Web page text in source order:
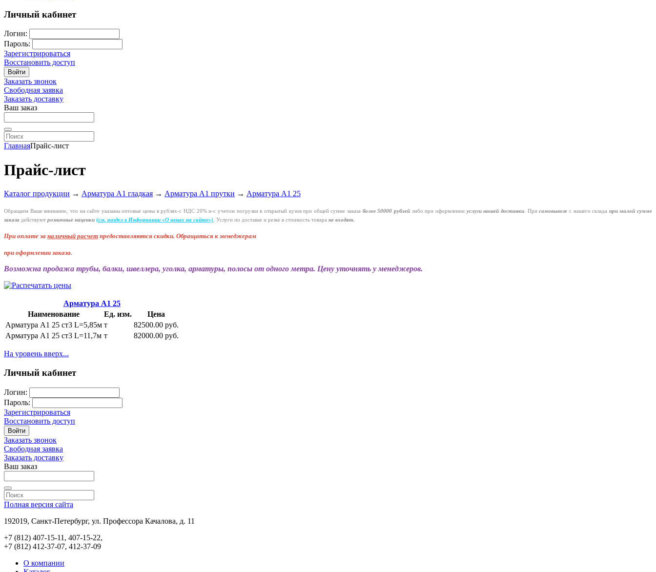
Личный кабинет
Логин:
Пароль:
Зарегистрироваться
Восстановить доступ
Войти
Заказать звонок
Свободная заявка
Заказать доставку
Ваш заказ
ГлавнаяПрайс-лист
Прайс-лист
Каталог продукции → Арматура А1 гладкая → Арматура А1 прутки → Арматура А1 25
Обращаем Ваше внимание, что на сайте указаны оптовые цены врублях-с НДС 20%и-с учетом погрузки в открытый кузов при общей сумме заказа более 50000 рублей либо при оформлении услуги нашей доставки. Присамовывозе с нашего склада при малой сумме
заказа действуют розничные наценки (см. раздел в Информации «О ценах на сайте»). Услуги по доставке и резке в стоимость товара не входят.
При оплате за наличный расчет предоставляются скидки. Обращаться к менеджерам
при оформлении заказа.
Возможна продажа трубы, балки, швеллера, уголка, арматуры, полосы от одного метра. Цену уточнять у менеджеров.
Наименование Ед. изм. Цена
Арматура А1 25
Арматура А1 25 ст3 L=5,85м т
82500.00 руб.
Арматура А1 25 ст3 L=11,7м т 82000.00 руб.
На уровень вверх...
Личный кабинет
Логин:
Пароль:
Зарегистрироваться
Восстановить доступ
Войти
Заказать звонок
Свободная заявка
Заказать доставку
Ваш заказ
Полная версия сайта
192019, Санкт-Петербург, ул. Профессора Качалова, д. 11
+7 (812) 407-15-11, 407-15-22,
+7 (812) 412-37-07, 412-37-09
О компании